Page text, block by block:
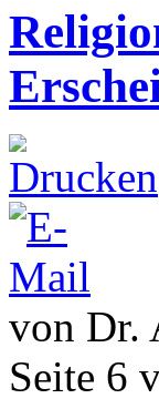
von Dr.
Seite 6